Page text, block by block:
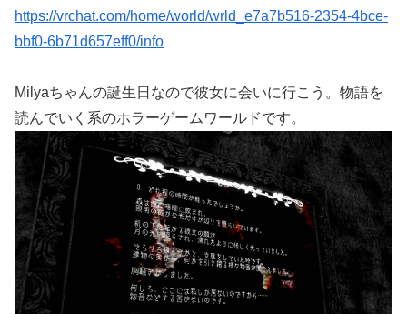
https://vrchat.com/home/world/wrld_e7a7b516-2354-4bce-
bbf0-6b71d657eff0/info
Milyaちゃんの誕生日なので彼女に会いに行こう。物語を
読んでいく系のホラーゲームワールドです。